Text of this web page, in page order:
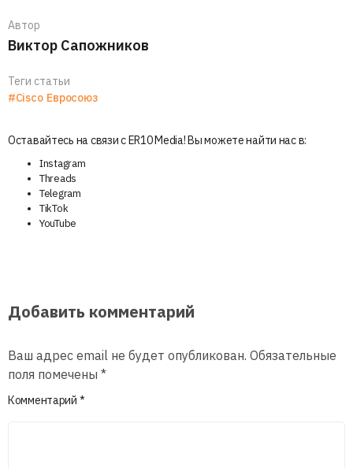
Автор
Виктор Сапожников
Теги статьи
#Cisco Евросоюз
Оставайтесь на связи с ER10 Media! Вы можете найти нас в:
Instagram
Threads
Telegram
TikTok
YouTube
Добавить комментарий
Ваш адрес email не будет опубликован. Обязательные
поля помечены *
Комментарий *